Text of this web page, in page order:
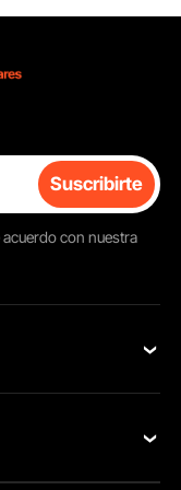
Suscribirte
con nuestra